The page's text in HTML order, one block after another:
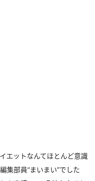
エットなんてほとんど意識
集部員“まいまい”でした